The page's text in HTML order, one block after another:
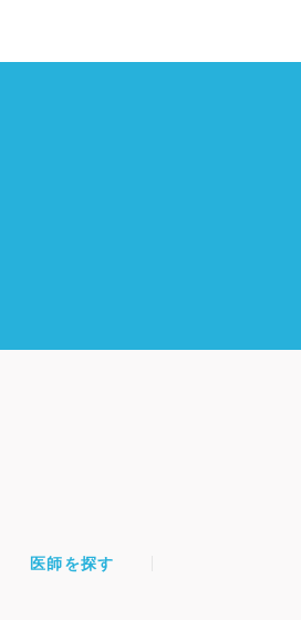
医師を探す